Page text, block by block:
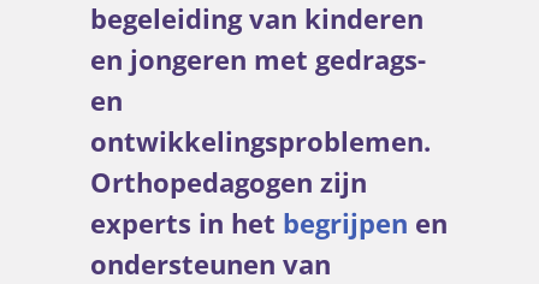
begeleiding van kinderen
en jongeren met gedrags-
en
ontwikkelingsproblemen.
Orthopedagogen zijn
experts in het begrijpen en
ondersteunen van